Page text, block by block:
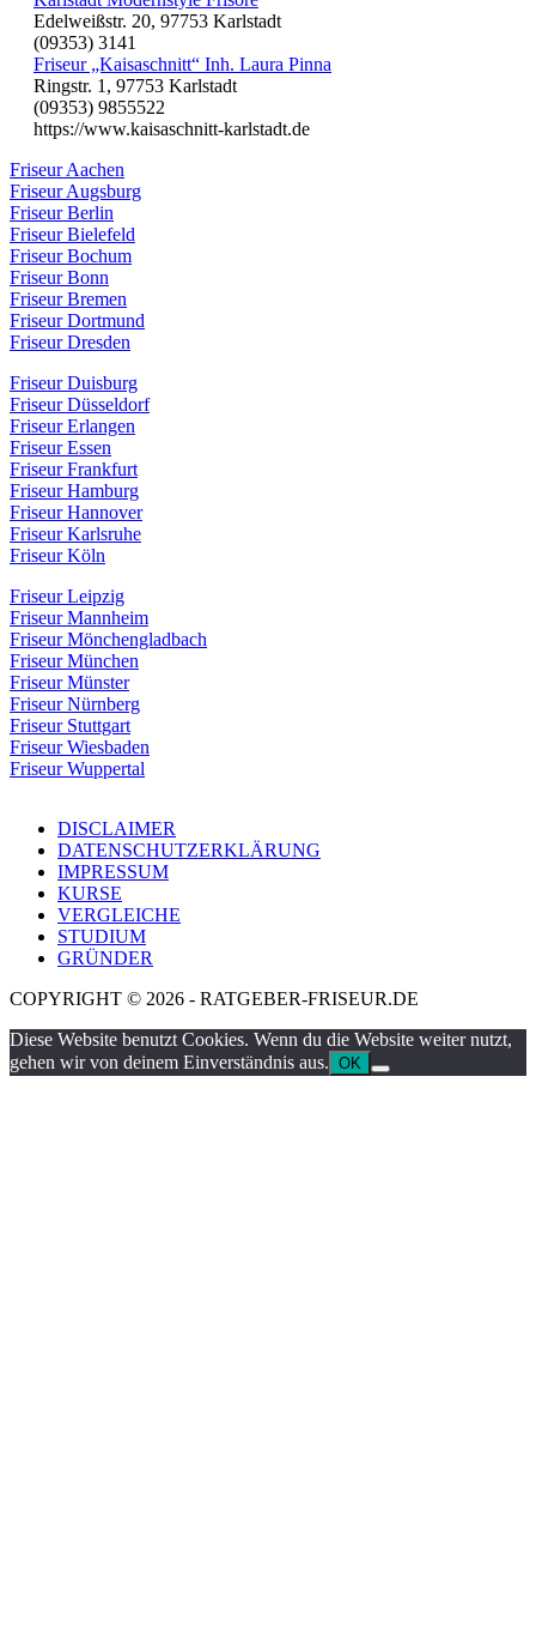
Edelweißstr. 20, 97753 Karlstadt
(09353) 3141
Friseur „Kaisaschnitt“ Inh. Laura Pinna
Ringstr. 1, 97753 Karlstadt
(09353) 9855522
https://www.kaisaschnitt-karlstadt.de
Friseur Aachen
Friseur Augsburg
Friseur Berlin
Friseur Bielefeld
Friseur Bochum
Friseur Bonn
Friseur Bremen
Friseur Dortmund
Friseur Dresden
Friseur Duisburg
Friseur Düsseldorf
Friseur Erlangen
Friseur Essen
Friseur Frankfurt
Friseur Hamburg
Friseur Hannover
Friseur Karlsruhe
Friseur Köln
Friseur Leipzig
Friseur Mannheim
Friseur Mönchengladbach
Friseur München
Friseur Münster
Friseur Nürnberg
Friseur Stuttgart
Friseur Wiesbaden
Friseur Wuppertal
DISCLAIMER
DATENSCHUTZERKLÄRUNG
IMPRESSUM
KURSE
VERGLEICHE
STUDIUM
GRÜNDER
COPYRIGHT © 2026 - RATGEBER-FRISEUR.DE
Diese Website benutzt Cookies. Wenn du die Website weiter nutzt,
gehen wir von deinem Einverständnis aus. OK